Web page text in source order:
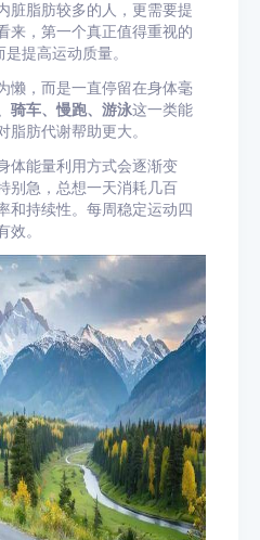
脏脂肪较多的人，更需要提
来，第一个真正值得重视的
提高运动质量。
懒，而是一直停留在身体毫
骑车、慢跑、游泳这一类能
脂肪代谢帮助更大。
体能量利用方式会逐渐变
别急，总想一天消耗几百
和持续性。每周稳定运动四
效。